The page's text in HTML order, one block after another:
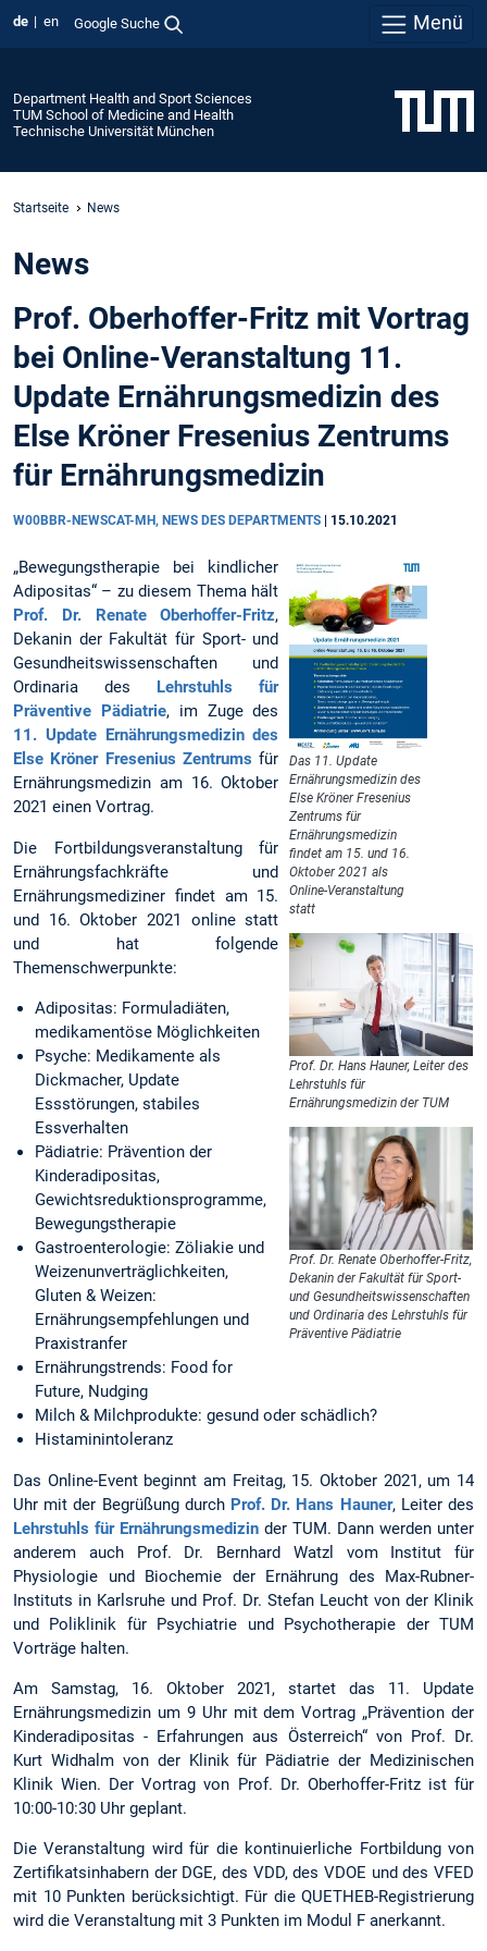
de en Google Suche Menü
Department Health and Sport Sciences
TUM School of Medicine and Health
Technische Universität München
Startseite News
News
Prof. Oberhoffer-Fritz mit Vortrag
bei Online-Veranstaltung 11.
Update Ernährungsmedizin des
Else Kröner Fresenius Zentrums
für Ernährungsmedizin
W00BBR-NEWSCAT-MH, NEWS DES DEPARTMENTS 15.10.2021
Das 11. Update
Ernährungsmedizin des
Else Kröner Fresenius
Zentrums für
Ernährungsmedizin
findet am 15. und 16.
Oktober 2021 als
Online-Veranstaltung
statt
Prof. Dr. Hans Hauner, Leiter des
Lehrstuhls für
Ernährungsmedizin der TUM
Prof. Dr. Renate Oberhoffer-Fritz,
Dekanin der Fakultät für Sport-
und Gesundheitswissenschaften
und Ordinaria des Lehrstuhls für
Präventive Pädiatrie
„Bewegungstherapie bei kindlicher
Adipositas“ – zu diesem Thema hält
Prof. Dr. Renate Oberhoffer-Fritz,
Dekanin der Fakultät für Sport- und
Gesundheitswissenschaften und
Ordinaria des
Lehrstuhls für
Präventive Pädiatrie, im Zuge des
11. Update Ernährungsmedizin des
Else Kröner Fresenius Zentrums für
Ernährungsmedizin am 16. Oktober
2021 einen Vortrag.
Die Fortbildungsveranstaltung für
Ernährungsfachkräfte und
Ernährungsmediziner findet am 15.
und 16. Oktober 2021 online statt
und hat folgende
Themenschwerpunkte:
Adipositas: Formuladiäten,
medikamentöse Möglichkeiten
Psyche: Medikamente als
Dickmacher, Update
Essstörungen, stabiles
Essverhalten
Pädiatrie: Prävention der
Kinderadipositas,
Gewichtsreduktionsprogramme,
Bewegungstherapie
Gastroenterologie: Zöliakie und
Weizenunverträglichkeiten,
Gluten & Weizen:
Ernährungsempfehlungen und
Praxistranfer
Ernährungstrends: Food for
Future, Nudging
Milch & Milchprodukte: gesund oder schädlich?
Histaminintoleranz
Das Online-Event beginnt am Freitag, 15. Oktober 2021, um 14
Uhr mit der Begrüßung durch Prof. Dr. Hans Hauner, Leiter des
Lehrstuhls für Ernährungsmedizin der TUM. Dann werden unter
anderem auch Prof. Dr. Bernhard Watzl vom Institut für
Physiologie und Biochemie der Ernährung des Max-Rubner-
Instituts in Karlsruhe und Prof. Dr. Stefan Leucht von der Klinik
und Poliklinik für Psychiatrie und Psychotherapie der TUM
Vorträge halten.
Am Samstag, 16. Oktober 2021, startet das 11. Update
Ernährungsmedizin um 9 Uhr mit dem Vortrag „Prävention der
Kinderadipositas - Erfahrungen aus Österreich“ von Prof. Dr.
Kurt Widhalm von der Klinik für Pädiatrie der Medizinischen
Klinik Wien. Der Vortrag von Prof. Dr. Oberhoffer-Fritz ist für
10:00-10:30 Uhr geplant.
Die Veranstaltung wird für die kontinuierliche Fortbildung von
Zertifikatsinhabern der DGE, des VDD, des VDOE und des VFED
mit 10 Punkten berücksichtigt. Für die QUETHEB-Registrierung
wird die Veranstaltung mit 3 Punkten im Modul F anerkannt.